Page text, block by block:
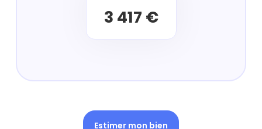
3 417 €
Estimer mon bien